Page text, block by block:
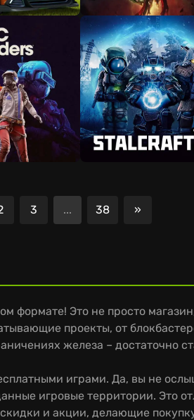
3 ... 38 »
формате! Это не просто
проекты, от
железа – достаточно
играми. Да, вы не
игровые территории. Это
и акции, делающие